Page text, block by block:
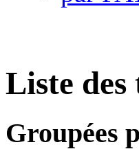
Liste des
Groupées